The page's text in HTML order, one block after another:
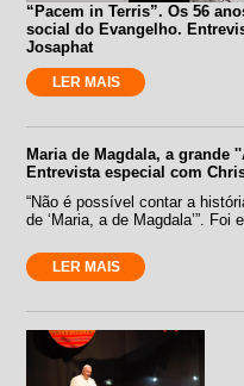
“Pacem in Terris”. Os 56
social do Evangelho.
Josaphat
LER MAIS
Maria de Magdala, a grande
Entrevista especial com
“Não é possível contar a
de ‘Maria, a de Magdala’”.
LER MAIS